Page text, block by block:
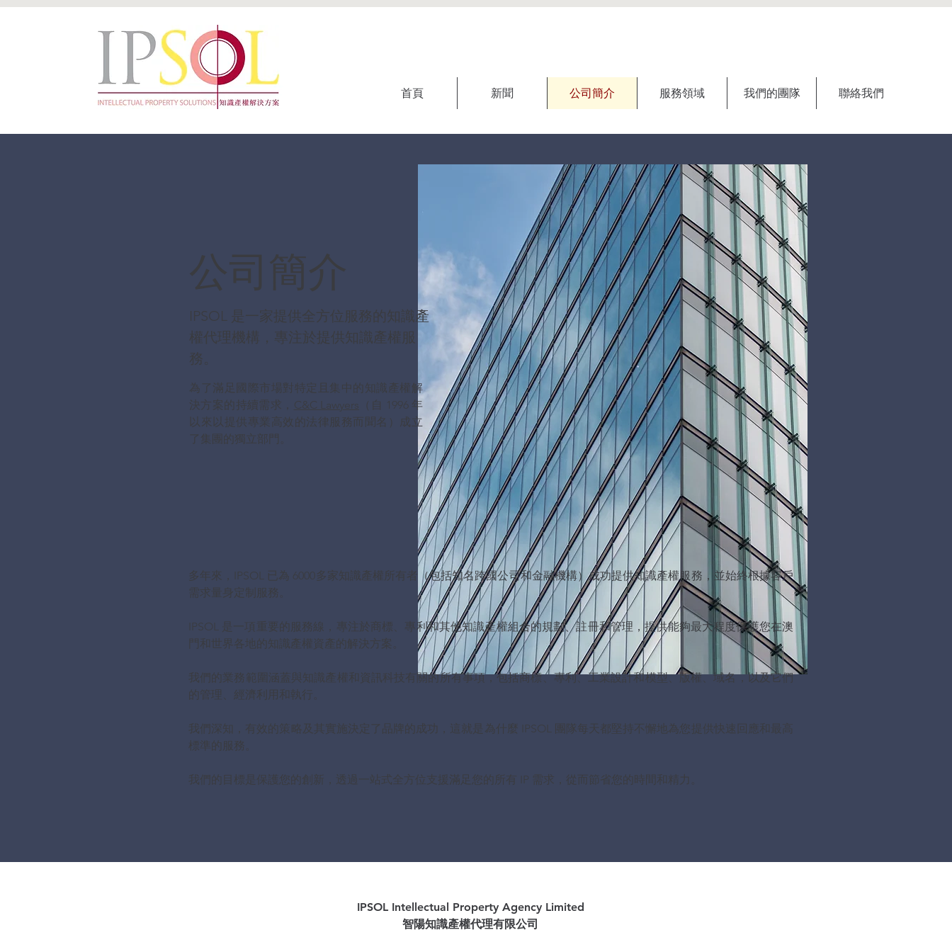
首頁 新聞 公司簡介 服務領域 我們的團隊 聯絡我們
公司簡介
IPSOL 是一家提供全方位服務的知識產
權代理機構，專注於提供知識產權服
務。
為了滿足國際市場對特定且集中的知識產權解
決方案的持續需求， C&C Lawyers （自 1996 年
以來以提供專業高效的法律服務而聞名）成立
了集團的獨立部門。
多年來，IPSOL 已為 6000多家知識產權所有者（包括知名跨國公司和金融機構）成功提供知識產權服務，並始終根據客戶
需求量身定制服務。
IPSOL 是一項重要的服務線，專注於商標、專利和其他知識產權組合的規劃、註冊和管理，提供能夠最大程度保護您在澳
門和世界各地的知識產權資產的解決方案。
我們的業務範圍涵蓋與知識產權和資訊科技有關的所有事項，包括商標、專利、工業設計和模型、版權、域名，以及它們
的管理、經濟利用和執行。
我們深知，有效的策略及其實施決定了品牌的成功，這就是為什麼 IPSOL 團隊每天都堅持不懈地為您提供快速回應和最高
標準的服務。
我們的目標是保護您的創新，透過一站式全方位支援滿足您的所有 IP 需求，從而節省您的時間和精力。
IPSOL Intellectual Property Agency Limited
智陽知識產權代理有限公司